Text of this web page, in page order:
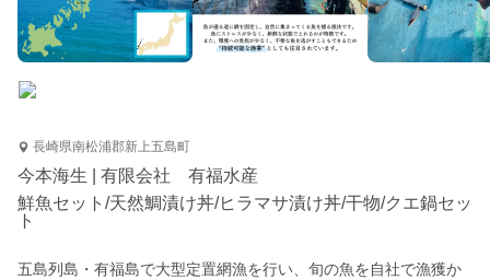
長崎県南松浦郡新上五島町
今本海生 | 有限会社 有福水産
鮮魚セット/天然鯛漬け丼/ヒラマサ漬け丼/干物/クエ鍋セッ
ト
五島列島・有福島で大型定置網漁を行い、旬の魚を自社で漁獲か